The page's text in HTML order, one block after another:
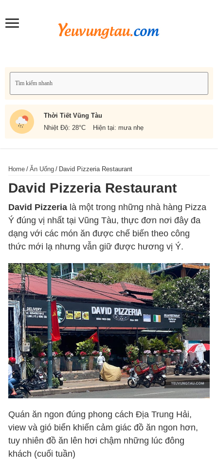
Thời Tiết Vũng Tàu
Nhiệt Độ: 28°C Hiện tại: mưa nhẹ
Home / Ăn Uống / David Pizzeria Restaurant
David Pizzeria Restaurant
David Pizzeria là một trong những nhà hàng Pizza
Ý đúng vị nhất tại Vũng Tàu, thực đơn nơi đây đa
dạng với các món ăn được chế biến theo công
thức mới lạ nhưng vẫn giữ được hương vị Ý.
Quán ăn ngon đúng phong cách Địa Trung Hải,
view và gió biển khiến cảm giác đồ ăn ngon hơn,
tuy nhiên đồ ăn lên hơi chậm những lúc đông
khách (cuối tuần)